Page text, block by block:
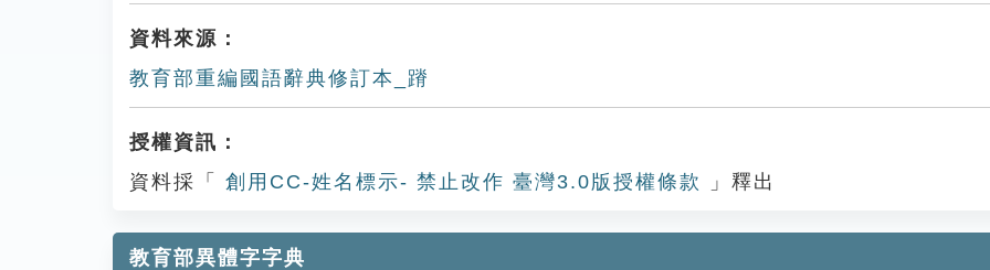
資料來源：
教育部重編國語辭典修訂本_蹐
授權資訊：
資料採「
創用CC-姓名標示- 禁止改作 臺灣3.0版授權條款 」釋出
教育部異體字字典